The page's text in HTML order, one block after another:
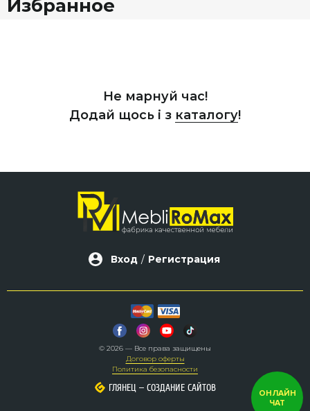
Избранное
Не марнуй час!
Додай щось і з каталогу!
Вход / Регистрация
© 2026 — Все права защищены
Договор оферты
Политика безопасности
ГЛЯНЕЦ– СОЗДАНИЕ САЙТОВ
ГЛЯНЕЦ– СОЗДАНИЕ САЙТОВ
ОНЛАЙН
ЧАТ